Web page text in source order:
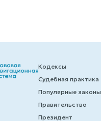
Кодексы
Судебная практика
Популярные законы
Правительство
Президент